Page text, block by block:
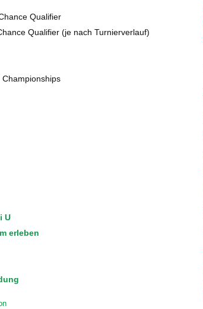
Qualifier
Qualifier (je nach Turnierverlauf)
U
erleben